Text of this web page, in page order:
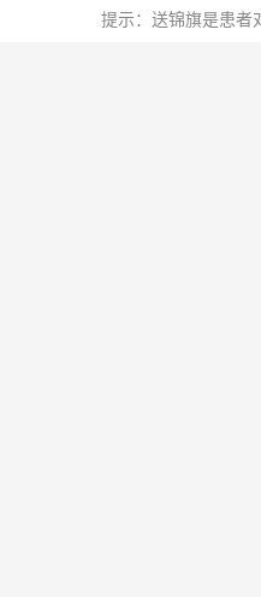
提示：送锦旗是患者